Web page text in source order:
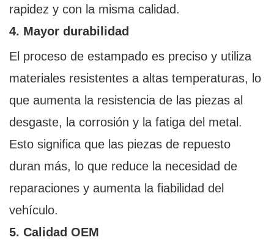
rapidez y con la misma calidad.
4. Mayor durabilidad
El proceso de estampado es preciso y utiliza
materiales resistentes a altas temperaturas, lo
que aumenta la resistencia de las piezas al
desgaste, la corrosión y la fatiga del metal.
Esto significa que las piezas de repuesto
duran más, lo que reduce la necesidad de
reparaciones y aumenta la fiabilidad del
vehículo.
5. Calidad OEM